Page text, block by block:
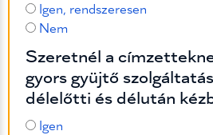
Igen, rendszeresen
Nem
Szeretnél a
gyors gyüjtő
délelőtti és délután
Igen